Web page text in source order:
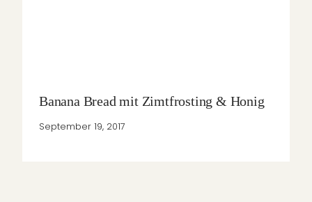
Banana Bread mit Zimtfrosting & Honig
September 19, 2017